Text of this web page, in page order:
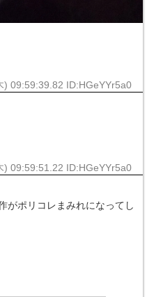
) 09:59:39.82 ID:HGeYYr5a0
) 09:59:51.22 ID:HGeYYr5a0
がポリコレまみれになってし